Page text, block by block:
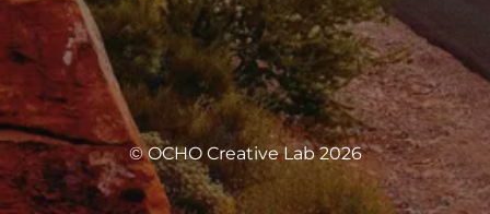
© OCHO Creative Lab 2026